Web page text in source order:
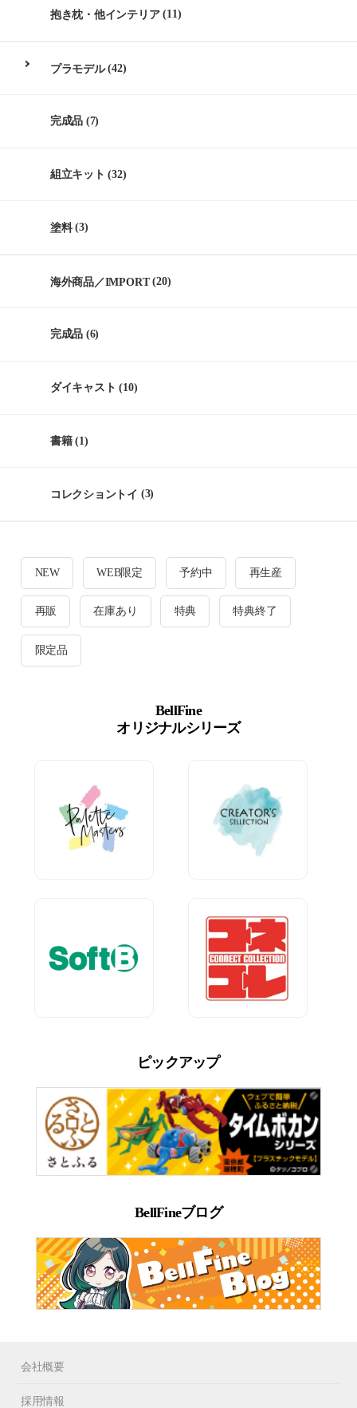
抱き枕・他インテリア(11)
プラモデル(42)
完成品 (7)
組立キット (32)
塗料(3)
海外商品／IMPORT(20)
完成品 (6)
ダイキャスト (10)
書籍(1)
コレクショントイ (3)
NEW WEB限定 予約中 再生産
再販 在庫あり 特典 特典終了
限定品
BellFine
オリジナルシリーズ
ピックアップ
BellFineブログ
会社概要
採用情報